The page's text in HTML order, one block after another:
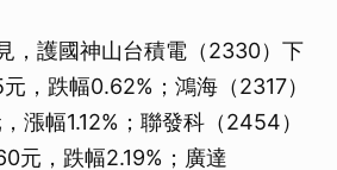
，護國神山台積電（2330）下
，跌幅0.62%；鴻海（2317）
漲幅1.12%；聯發科（2454）
元，跌幅2.19%；廣達